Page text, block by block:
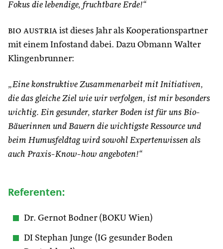
Fokus die lebendige, fruchtbare Erde!“
bio austria ist dieses Jahr als Kooperationspartner
mit einem Infostand dabei. Dazu Obmann Walter
Klingenbrunner:
„Eine konstruktive Zusammenarbeit mit Initiativen,
die das gleiche Ziel wie wir verfolgen, ist mir besonders
wichtig. Ein gesunder, starker Boden ist für uns Bio-
Bäuerinnen und Bauern die wichtigste Ressource und
beim Humusfeldtag wird sowohl Expertenwissen als
auch Praxis-Know-how angeboten!“
Referenten:
Dr. Gernot Bodner (BOKU Wien)
DI Stephan Junge (IG gesunder Boden